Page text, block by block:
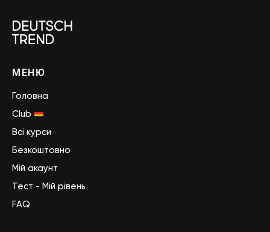
МЕНЮ
Головна
Club
Всі курси
Безкоштовно
Мій акаунт
Тест - Мій рівень
FAQ